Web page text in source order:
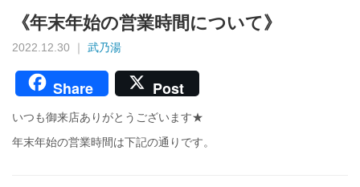
《年末年始の営業時間について》
2022.12.30 ｜ 武乃湯
Share Post
いつも御来店ありがとうございます★
年末年始の営業時間は下記の通りです。